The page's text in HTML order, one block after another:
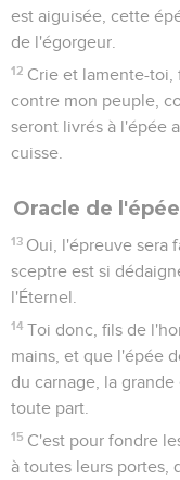
est aiguisée, cette
de l'égorgeur.
12 Crie et lamente-toi,
contre mon peuple,
seront livrés à l'épée
cuisse.
Oracle de l'épée
13 Oui, l'épreuve sera
sceptre est si
l'Éternel.
14 Toi donc, fils de
mains, et que l'épée
du carnage, la
toute part.
15 C'est pour fondre
à toutes leurs portes,